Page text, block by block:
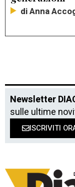
di Anna
Newsletter
sulle ultime
ISCRIVITI